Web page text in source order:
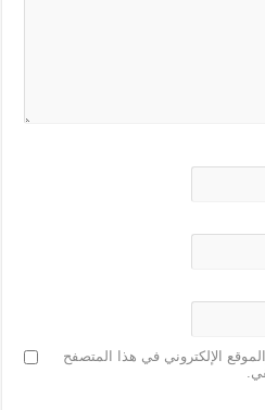
الإلكتروني في هذا المتصفح